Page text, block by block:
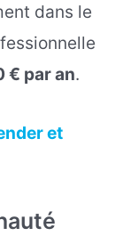
dans le
€ par an.
et